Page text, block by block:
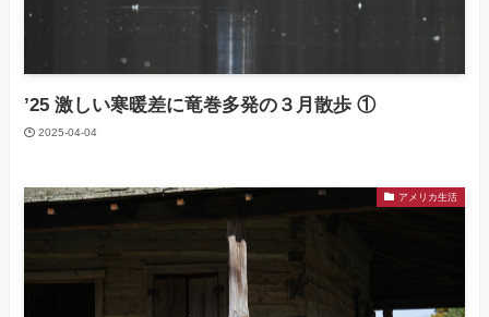
’25 激しい寒暖差に竜巻多発の３月散歩 ①
2025-04-04
アメリカ生活